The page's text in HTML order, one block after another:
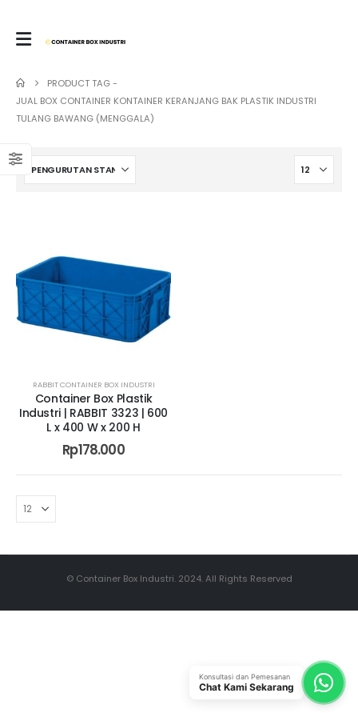
PRODUCT TAG -
JUAL BOX CONTAINER KONTAINER KERANJANG BAK PLASTIK INDUSTRI
TULANG BAWANG (MENGGALA)
RABBIT CONTAINER BOX INDUSTRI
Container Box Plastik
Industri | RABBIT 3323 | 600
L x 400 W x 200 H
Rp178.000
© Container Box Industri. 2024. All Rights Reserved
Konsultasi dan Pemesanan
Chat Kami Sekarang